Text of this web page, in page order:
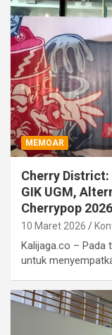
MEMOAR
Cherry District:
GIK UGM,
Cherrypop 2026
10 Maret 2026
Kalijaga.co – Pada
untuk